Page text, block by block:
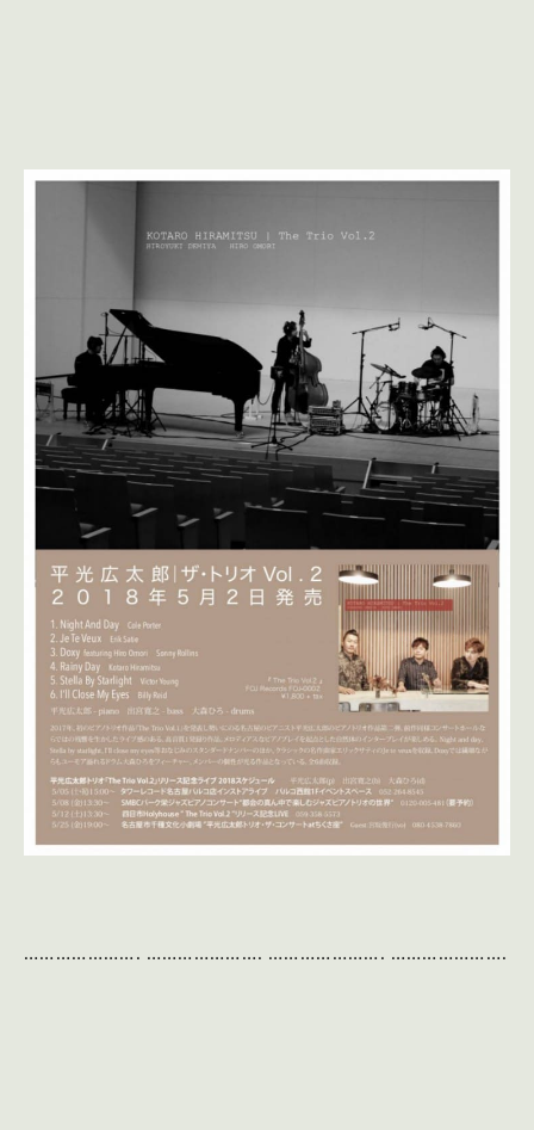
…………………. …………………. …………………. ………………….